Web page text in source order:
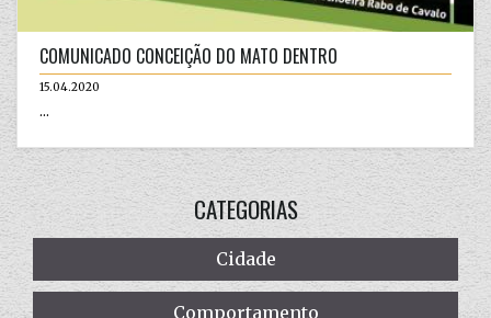
COMUNICADO CONCEIÇÃO DO MATO DENTRO
15.04.2020
...
CATEGORIAS
Cidade
Comportamento